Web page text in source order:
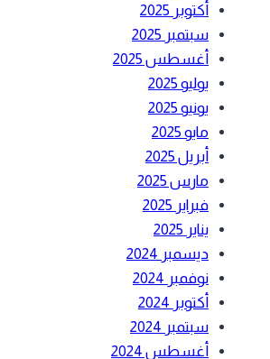
أكتوبر 2025
سبتمبر 2025
أغسطس 2025
يوليو 2025
يونيو 2025
مايو 2025
أبريل 2025
مارس 2025
فبراير 2025
يناير 2025
ديسمبر 2024
نوفمبر 2024
أكتوبر 2024
سبتمبر 2024
أغسطس 2024